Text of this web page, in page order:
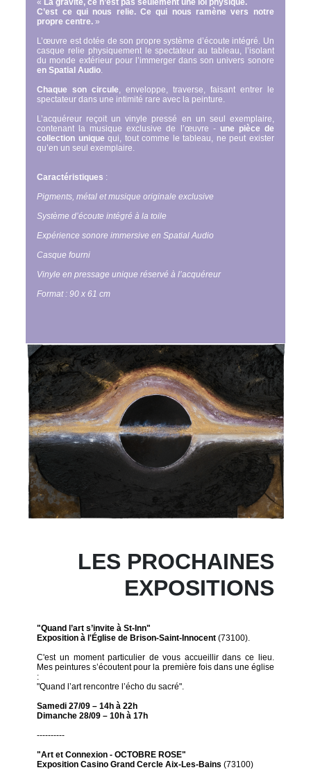
« La gravité, ce n’est pas seulement une loi physique.
C’est ce qui nous relie. Ce qui nous ramène vers notre
propre centre. »
L’œuvre est dotée de son propre système d’écoute intégré. Un
casque relie physiquement le spectateur au tableau, l’isolant
du monde extérieur pour l’immerger dans son univers sonore
en Spatial Audio.
Chaque son circule, enveloppe, traverse, faisant entrer le
spectateur dans une intimité rare avec la peinture.
L’acquéreur reçoit un vinyle pressé en un seul exemplaire,
contenant la musique exclusive de l’œuvre - une pièce de
collection unique qui, tout comme le tableau, ne peut exister
qu’en un seul exemplaire.
Caractéristiques :
Pigments, métal et musique originale exclusive
Système d’écoute intégré à la toile
Expérience sonore immersive en Spatial Audio
Casque fourni
Vinyle en pressage unique réservé à l’acquéreur
Format : 90 x 61 cm
LES PROCHAINES
EXPOSITIONS
"Quand l’art s’invite à St-Inn"
Exposition à l'Église de Brison-Saint-Innocent (73100).
C'est un moment particulier de vous accueillir dans ce lieu.
Mes peintures s’écoutent pour la première fois dans une église
:
"Quand l’art rencontre l’écho du sacré".
Samedi 27/09 – 14h à 22h
Dimanche 28/09 – 10h à 17h
----------
"Art et Connexion - OCTOBRE ROSE"
Exposition Casino Grand Cercle Aix-Les-Bains (73100)